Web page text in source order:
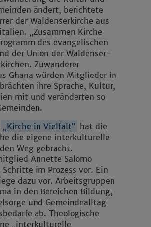
ändert, berichtete
der Waldenserkirche aus
„Zusammen Kirche
des evangelischen
der Union der Waldenser-
Zuwanderer
Ghana würden Mitglieder in
ihre Sprache, Kultur,
mit und veränderten so
„Kirche in Vielfalt“
hat die
die eigene interkulturelle
Weg gebracht.
Annette Salomo
im Prozess vor. Ein
dazu vor. Arbeitsgruppen
in den Bereichen Bildung,
und Gemeindealltag
ab. Theologische
„interkulturelle